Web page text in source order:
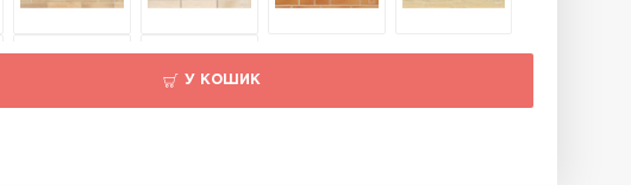
У КОШИК